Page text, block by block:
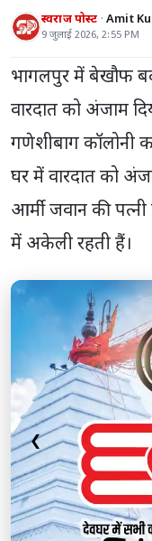
स्वराज पोस्ट Amit
9 जुलाई 2026, 2:55 PM
भागलपुर में बेखौफ
वारदात को अंजाम
गणेशीबाग कॉलोनी
घर में वारदात को
आर्मी जवान की
में अकेली रहती हैं।
❮